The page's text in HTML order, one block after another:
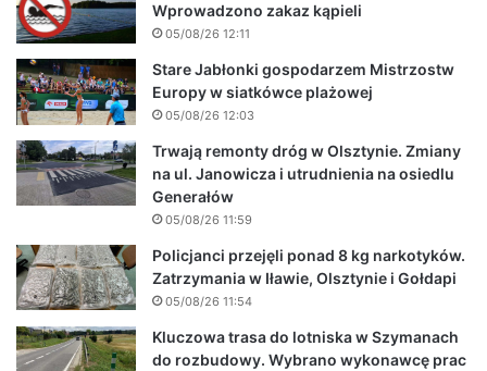
Wprowadzono zakaz kąpieli
05/08/26 12:11
Stare Jabłonki gospodarzem Mistrzostw
Europy w siatkówce plażowej
05/08/26 12:03
Trwają remonty dróg w Olsztynie. Zmiany
na ul. Janowicza i utrudnienia na osiedlu
Generałów
05/08/26 11:59
Policjanci przejęli ponad 8 kg narkotyków.
Zatrzymania w Iławie, Olsztynie i Gołdapi
05/08/26 11:54
Kluczowa trasa do lotniska w Szymanach
do rozbudowy. Wybrano wykonawcę prac